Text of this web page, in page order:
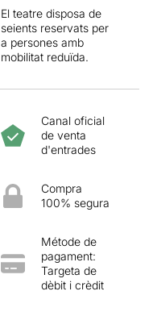
El teatre disposa de
seients reservats per
a persones amb
mobilitat reduïda.
Canal oficial
de venta
d'entrades
Compra
100% segura
Métode de
pagament:
Targeta de
dèbit i crèdit